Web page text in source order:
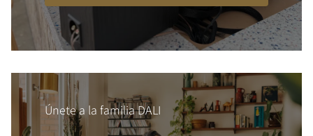
Únete a la familia DALI